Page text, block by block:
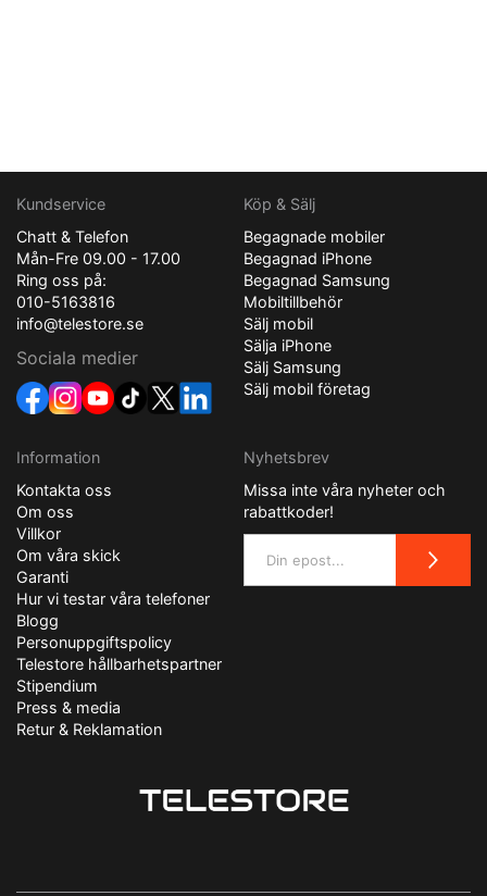
Kundservice
Chatt & Telefon
Mån-Fre 09.00 - 17.00
Ring oss på:
010-5163816
info@telestore.se
Sociala medier
Köp & Sälj
Begagnade mobiler
Begagnad iPhone
Begagnad Samsung
Mobiltillbehör
Sälj mobil
Sälja iPhone
Sälj Samsung
Sälj mobil företag
Information
Kontakta oss
Om oss
Villkor
Om våra skick
Garanti
Hur vi testar våra telefoner
Blogg
Personuppgiftspolicy
Telestore hållbarhetspartner
Stipendium
Press & media
Retur & Reklamation
Nyhetsbrev
Missa inte våra nyheter och
rabattkoder!